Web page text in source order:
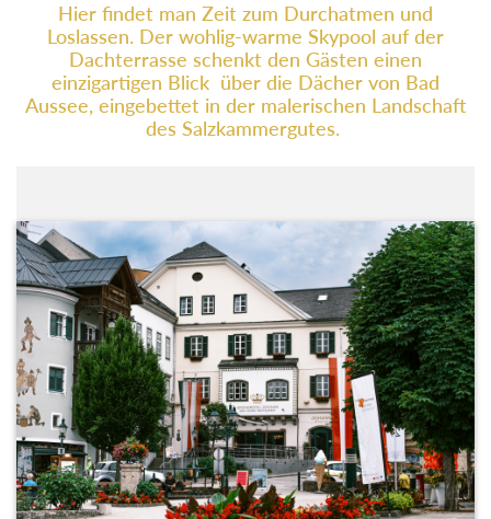
Hier findet man Zeit zum Durchatmen und
Loslassen. Der wohlig-warme Skypool auf der
Dachterrasse schenkt den Gästen einen
einzigartigen Blick über die Dächer von Bad
Aussee, eingebettet in der malerischen Landschaft
des Salzkammergutes.